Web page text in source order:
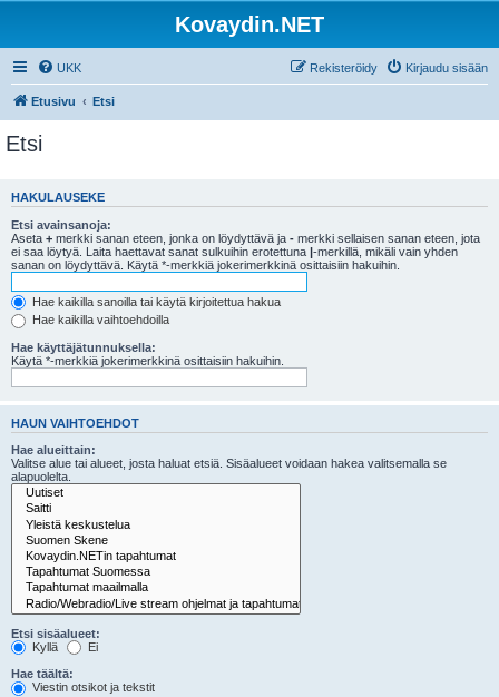
Kovaydin.NET
UKK Kirjaudu sisään
Rekisteröidy
Etusivu Etsi
Etsi
HAKULAUSEKE
Etsi avainsanoja:
Aseta + merkki sanan eteen, jonka on löydyttävä ja - merkki sellaisen sanan eteen, jota
ei saa löytyä. Laita haettavat sanat sulkuihin erotettuna |-merkillä, mikäli vain yhden
sanan on löydyttävä. Käytä *-merkkiä jokerimerkkinä osittaisiin hakuihin.
Hae kaikilla sanoilla tai käytä kirjoitettua hakua
Hae kaikilla vaihtoehdoilla
Hae käyttäjätunnuksella:
Käytä *-merkkiä jokerimerkkinä osittaisiin hakuihin.
HAUN VAIHTOEHDOT
Hae alueittain:
Valitse alue tai alueet, josta haluat etsiä. Sisäalueet voidaan hakea valitsemalla se
alapuolelta.
Etsi sisäalueet:
Kyllä
Ei
Hae täältä:
Viestin otsikot ja tekstit